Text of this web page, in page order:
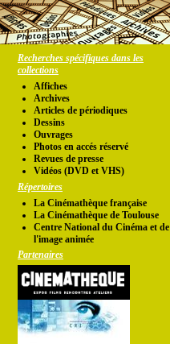
Recherches spécifiques dans les
collections
Affiches
Archives
Articles de périodiques
Dessins
Ouvrages
Photos en accés réservé
Revues de presse
Vidéos (DVD et VHS)
Répertoires
La Cinémathèque française
La Cinémathèque de Toulouse
Centre National du Cinéma et de
l'image animée
Partenaires